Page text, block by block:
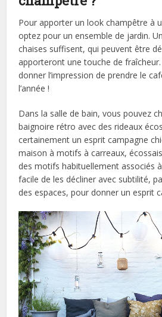
Pour apporter un look champêtre à
optez pour un ensemble de jardin.
chaises suffisent, qui peuvent être
apporteront une touche de
donner l’impression de prendre le
l’année !
Dans la salle de bain, vous pouvez
baignoire rétro avec des rideaux
certainement un esprit campagne
maison à motifs à carreaux,
des motifs habituellement associés
facile de les décliner avec subtilité,
des espaces, pour donner un esprit